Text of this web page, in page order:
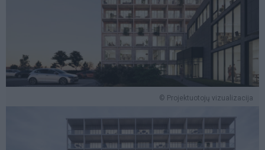
© Projektuotojų vizualizacija